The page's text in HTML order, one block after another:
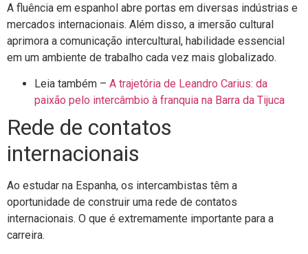
A fluência em espanhol abre portas em diversas indústrias e
mercados internacionais. Além disso, a imersão cultural
aprimora a comunicação intercultural, habilidade essencial
em um ambiente de trabalho cada vez mais globalizado.
Leia também – A trajetória de Leandro Carius: da
paixão pelo intercâmbio à franquia na Barra da Tijuca
Rede de contatos
internacionais
Ao estudar na Espanha, os intercambistas têm a
oportunidade de construir uma rede de contatos
internacionais. O que é extremamente importante para a
carreira.